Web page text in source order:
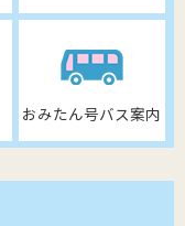
おみたん号バス案内